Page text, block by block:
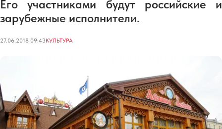
Его участниками будут российские и
зарубежные исполнители.
27.06.2018 09:43КУЛЬТУРА